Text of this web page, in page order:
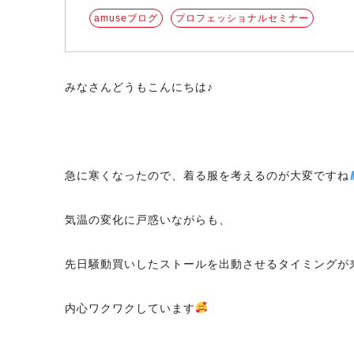
amuseブログ プロフェッショナルセミナー
みなさんどうもこんにちは♪
急に寒くなったので、着る服を考えるのが大変ですね
気温の変化に戸惑いながらも、
先日騒動買いしたストールを出動させるタイミングが
内心ワクワクしています